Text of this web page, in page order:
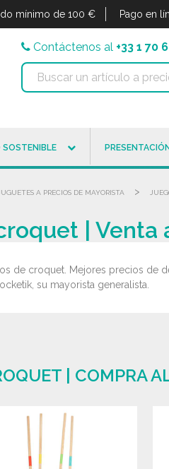
mínimo de 100 € Pago en
Contáctenos al +33 1 70
SOSTENIBLE PRESENTACIÓN
A PRECIOS DE MAYORISTA >
| Venta
de croquet. Mejores precios de
su mayorista generalista.
| COMPRA